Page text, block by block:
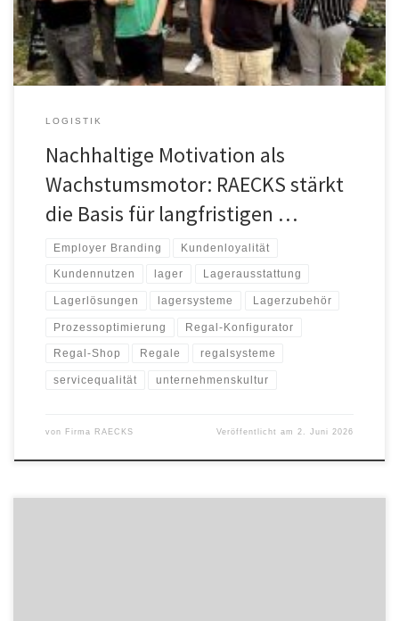
Zusammenarbeit durchgeführt. Ziel war es, die Leistungsfähigkeit
des Regalmacher-Teams weiter zu stärken […]
LOGISTIK
Nachhaltige Motivation als
Wachstumsmotor: RAECKS stärkt
die Basis für langfristigen …
Employer Branding Kundenloyalität
Kundennutzen lager Lagerausstattung
Lagerlösungen lagersysteme Lagerzubehör
Prozessoptimierung Regal-Konfigurator
Regal-Shop Regale regalsysteme
servicequalität unternehmenskultur
von Firma RAECKS Veröffentlicht am2. Juni 2026